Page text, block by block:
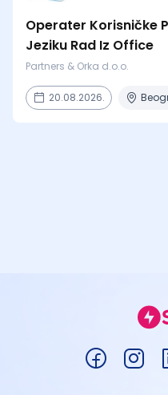
Operater Korisničke
Jeziku Rad Iz Office
Partners & Orka d.o.o.
20.08.2026.